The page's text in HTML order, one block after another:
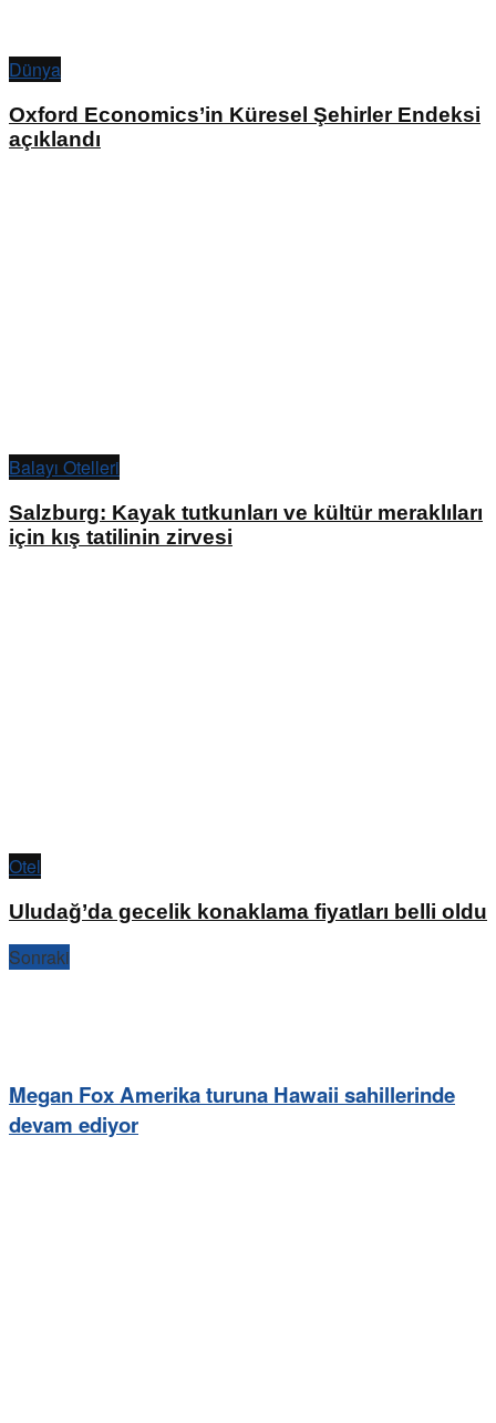
Dünya
Oxford Economics’in Küresel Şehirler Endeksi
açıklandı
Balayı Otelleri
Salzburg: Kayak tutkunları ve kültür meraklıları
için kış tatilinin zirvesi
Otel
Uludağ’da gecelik konaklama fiyatları belli oldu
Sonraki
Megan Fox Amerika turuna Hawaii sahillerinde
devam ediyor